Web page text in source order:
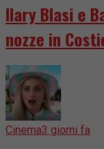
Ilary Blasi e
nozze in
Cinema3 giorni fa